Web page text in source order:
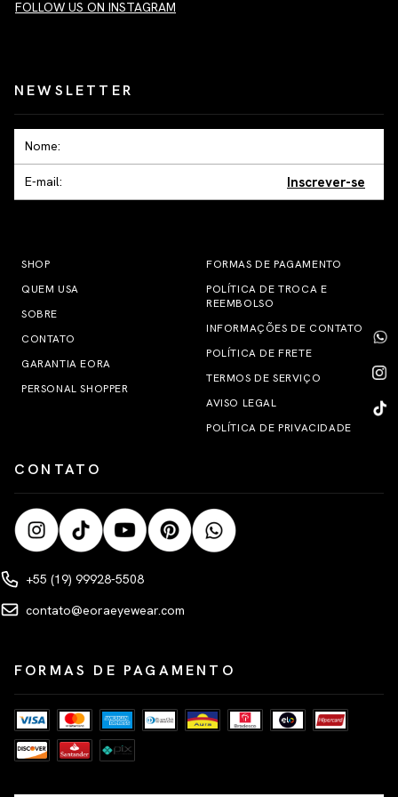
FOLLOW US ON INSTAGRAM
NEWSLETTER
Inscrever-se
SHOP
QUEM USA
SOBRE
CONTATO
GARANTIA EORA
PERSONAL SHOPPER
FORMAS DE PAGAMENTO
POLÍTICA DE TROCA E
REEMBOLSO
INFORMAÇÕES DE CONTATO
POLÍTICA DE FRETE
TERMOS DE SERVIÇO
AVISO LEGAL
POLÍTICA DE PRIVACIDADE
CONTATO
+55 (19) 99928-5508
contato@eoraeyewear.com
FORMAS DE PAGAMENTO